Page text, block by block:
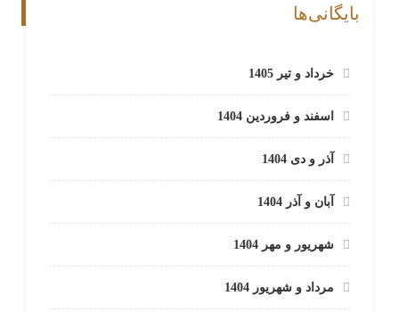
بایگانی‌ها
خرداد و تیر 1405
اسفند و فروردین 1404
آذر و دی 1404
آبان و آذر 1404
شهریور و مهر 1404
مرداد و شهریور 1404